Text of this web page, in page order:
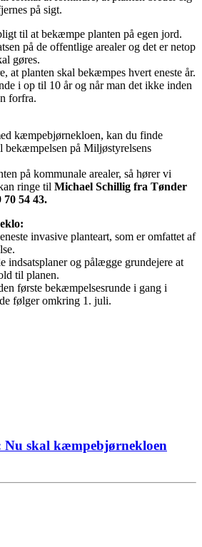
på sigt.
til at bekæmpe planten på egen jord.
på de offentlige arealer og det er netop
gøres.
at planten skal bekæmpes hvert eneste år.
i op til 10 år og når man det ikke inden
forfra.
kæmpebjørnekloen, kan du finde
bekæmpelsen på Miljøstyrelsens
på kommunale arealer, så hører vi
ringe til Michael Schillig fra Tønder
54 43.
invasive planteart, som er omfattet af
indsatsplaner og pålægge grundejere at
til planen.
første bekæmpelsesrunde i gang i
følger omkring 1. juli.
skal kæmpebjørnekloen